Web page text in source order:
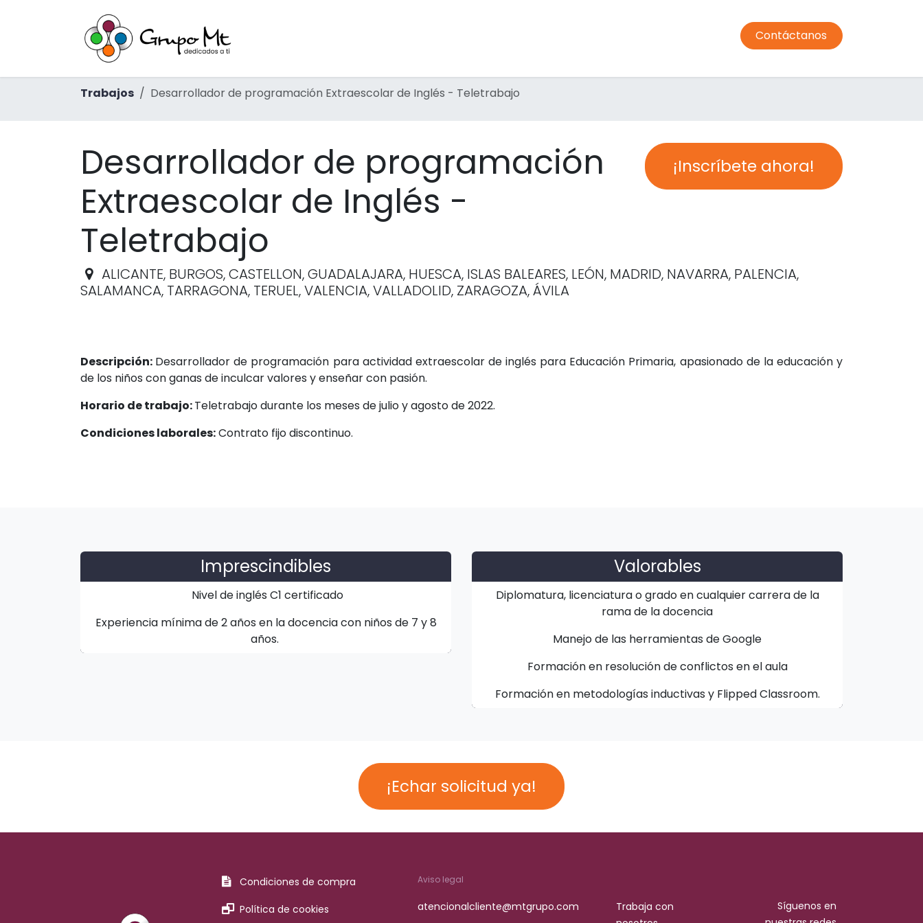
Comedor Transporte
Contáctanos
Trabajos Desarrollador de programación Extraescolar de Inglés - Teletrabajo
¡Inscríbete ahora!
Desarrollador de programación
Extraescolar de Inglés -
Teletrabajo
ALICANTE, BURGOS, CASTELLON, GUADALAJARA, HUESCA, ISLAS BALEARES, LEÓN, MADRID, NAVARRA, PALENCIA,
SALAMANCA, TARRAGONA, TERUEL, VALENCIA, VALLADOLID, ZARAGOZA, ÁVILA
Descripción: Desarrollador de programación para actividad extraescolar de inglés para Educación Primaria, apasionado de la educación y
de los niños con ganas de inculcar valores y enseñar con pasión.
Horario de trabajo:Teletrabajo durante los meses de julio y agosto de 2022.
Condiciones laborales:Contrato fijo discontinuo.
Imprescindibles
Nivel de inglés C1 certificado
Experiencia mínima de 2 años en la docencia con niños de 7 y 8
años.
Valorables
Diplomatura, licenciatura o grado en cualquier carrera de la
rama de la docencia
Manejo de las herramientas de Google
Formación en resolución de conflictos en el aula
Formación en metodologías inductivas y Flipped Classroom.
¡Echar solicitud ya!
Condiciones de compra
Política de cookies
Aviso legal
atencionalcliente@mtgrupo.com
Trabaja con
Síguenos en